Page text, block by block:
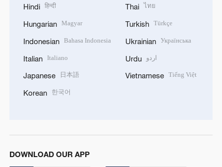
Hindi हिन्दी
Hungarian Magyar
Indonesian Bahasa Indonesia
Italian Italiano
Japanese 日本語
Korean 한국어
Thai ไทย
Turkish Türkçe
Ukrainian Українська
Urdu اردو
Vietnamese Tiếng Việt
DOWNLOAD OUR APP